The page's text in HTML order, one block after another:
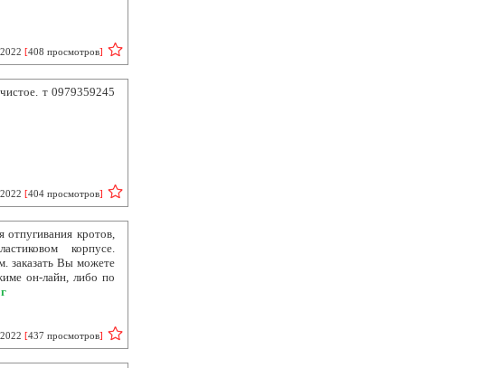
[408 просмотров]
т 0979359245
[404 просмотров]
кротов,
корпусе.
заказать Вы можете
он-лайн, либо по
[437 просмотров]